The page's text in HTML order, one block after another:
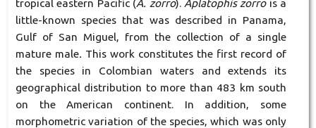
tropical eastern Pacific (A. zorro). Aplatophis zorrois a
little-known species that was described in Panama,
Gulf of San Miguel, from the collection of a single
mature male. This work constitutes the first record of
the species in Colombian waters and extends its
geographical distribution to more than 483 km south
on the American continent. In addition, some
morphometric variation of the species, which was only